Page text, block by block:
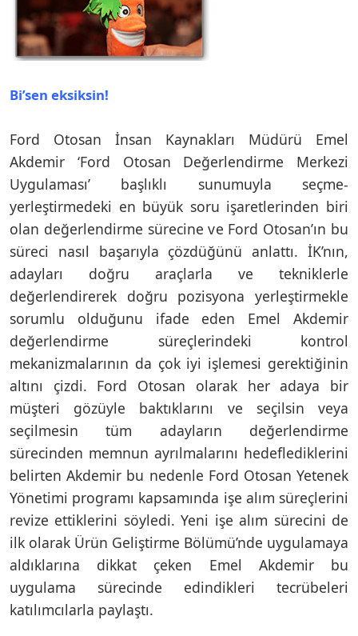
Bi’sen eksiksin!
Ford Otosan İnsan Kaynakları Müdürü Emel
Akdemir ‘Ford Otosan Değerlendirme Merkezi
Uygulaması’ başlıklı sunumuyla seçme-
yerleştirmedeki en büyük soru işaretlerinden biri
olan değerlendirme sürecine ve Ford Otosan’ın bu
süreci nasıl başarıyla çözdüğünü anlattı. İK’nın,
adayları doğru araçlarla ve tekniklerle
değerlendirerek doğru pozisyona yerleştirmekle
sorumlu olduğunu ifade eden Emel Akdemir
değerlendirme süreçlerindeki kontrol
mekanizmalarının da çok iyi işlemesi gerektiğinin
altını çizdi. Ford Otosan olarak her adaya bir
müşteri gözüyle baktıklarını ve seçilsin veya
seçilmesin tüm adayların değerlendirme
sürecinden memnun ayrılmalarını hedeflediklerini
belirten Akdemir bu nedenle Ford Otosan Yetenek
Yönetimi programı kapsamında işe alım süreçlerini
revize ettiklerini söyledi. Yeni işe alım sürecini de
ilk olarak Ürün Geliştirme Bölümü’nde uygulamaya
aldıklarına dikkat çeken Emel Akdemir bu
uygulama sürecinde edindikleri tecrübeleri
katılımcılarla paylaştı.